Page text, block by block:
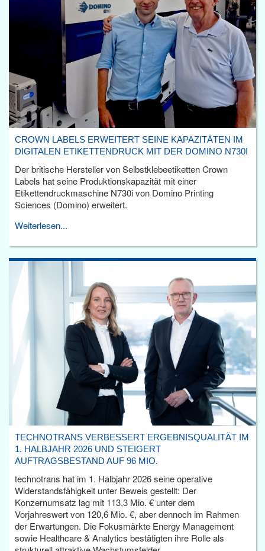
CROWN LABELS ERWEITERT SEINE KAPAZITÄTEN IM
DIGITALEN ETIKETTENDRUCK MIT DER DOMINO N730I
Der britische Hersteller von Selbstklebeetiketten Crown
Labels hat seine Produktionskapazität mit einer
Etikettendruckmaschine N730i von Domino Printing
Sciences (Domino) erweitert.
Weiterlesen...
TECHNOTRANS VERBESSERT ERGEBNISQUALITÄT IM
1. HALBJAHR 2026 UND STEIGERT
AUFTRAGSBESTAND AUF 96 MIO.
technotrans hat im 1. Halbjahr 2026 seine operative
Widerstandsfähigkeit unter Beweis gestellt: Der
Konzernumsatz lag mit 113,3 Mio. € unter dem
Vorjahreswert von 120,6 Mio. €, aber dennoch im Rahmen
der Erwartungen. Die Fokusmärkte Energy Management
sowie Healthcare & Analytics bestätigten ihre Rolle als